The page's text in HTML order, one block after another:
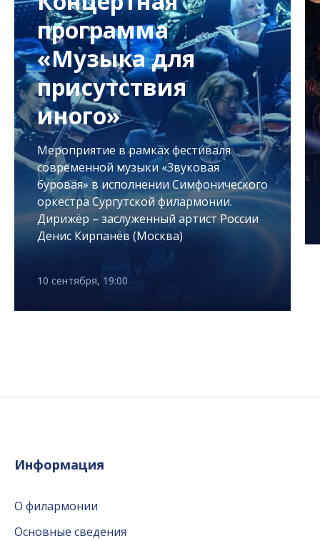
программа
«Музыка для
присутствия
иного»
Мероприятие в рамках фестиваля
современной музыки «Звуковая
буровая» в исполнении Симфонического
оркестра Сургутской филармонии.
Дирижёр – заслуженный артист России
Денис Кирпанёв (Москва)
10 сентября, 19:00
Информация
О филармонии
Основные сведения